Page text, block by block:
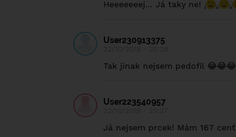
Heeeeeeej... Já taky ne!
User230913375
Tak jinak nejsem pedofil
User223540957
Já nejsem prcek! Mám 167